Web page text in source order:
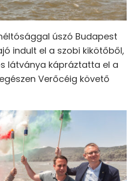
úszó Budapest
indult el a szobi kikötőből,
látványa kápráztatta el a
Verőcéig követő